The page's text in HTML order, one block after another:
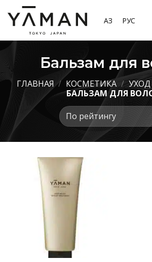
ҚАЗ РУС
Бальзам для
ГЛАВНАЯ / КОСМЕТИКА /
БАЛЬЗАМ ДЛЯ